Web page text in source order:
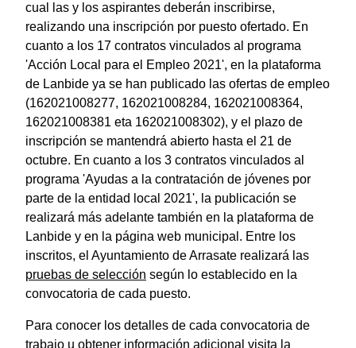
cual las y los aspirantes deberán inscribirse,
realizando una inscripción por puesto ofertado. En
cuanto a los 17 contratos vinculados al programa
'Acción Local para el Empleo 2021', en la plataforma
de Lanbide ya se han publicado las ofertas de empleo
(162021008277, 162021008284, 162021008364,
162021008381 eta 162021008302), y el plazo de
inscripción se mantendrá abierto hasta el 21 de
octubre. En cuanto a los 3 contratos vinculados al
programa 'Ayudas a la contratación de jóvenes por
parte de la entidad local 2021', la publicación se
realizará más adelante también en la plataforma de
Lanbide y en la página web municipal. Entre los
inscritos, el Ayuntamiento de Arrasate realizará las
pruebas de selección según lo establecido en la
convocatoria de cada puesto.
Para conocer los detalles de cada convocatoria de
trabajo u obtener información adicional visita la